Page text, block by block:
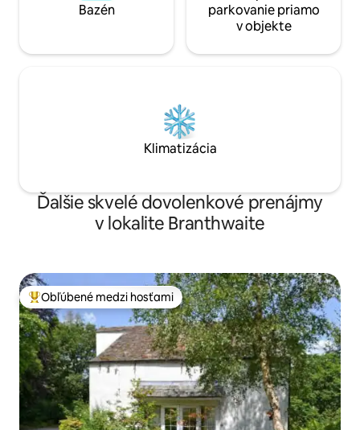
Bazén
parkovanie priamo
v objekte
Klimatizácia
Ďalšie skvelé dovolenkové prenájmy
v lokalite Branthwaite
Najobľúbenejšie medzi hosťami
Obľúbené medzi hosťami